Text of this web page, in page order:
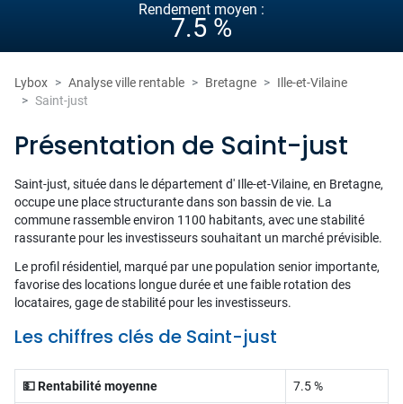
Rendement moyen :
7.5 %
Lybox Analyse ville rentable Bretagne
Ille-et-Vilaine
Saint-just
Présentation de Saint-just
Saint-just, située dans le département d' Ille-et-Vilaine, en Bretagne,
occupe une place structurante dans son bassin de vie. La
commune rassemble environ 1100 habitants, avec une stabilité
rassurante pour les investisseurs souhaitant un marché prévisible.
Le profil résidentiel, marqué par une population senior importante,
favorise des locations longue durée et une faible rotation des
locataires, gage de stabilité pour les investisseurs.
Les chiffres clés de Saint-just
💵 Rentabilité moyenne 7.5 %